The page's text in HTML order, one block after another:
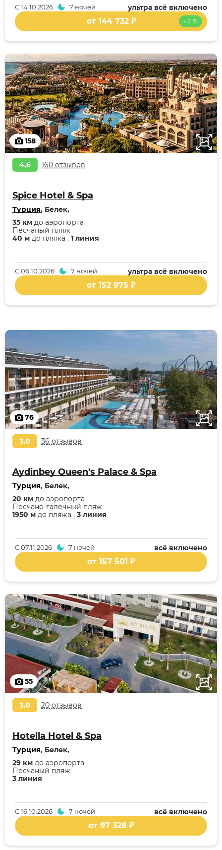
ультра всё включено
С14.10.2026 7 ночей
- 31%
от 144 732 ₽
158
4,6 160 отзывов
Spice Hotel & Spa
Турция, Белек,
40 м до пляжа , 1 линия
Песчаный пляж
35 км до аэропорта
ультра всё включено
С06.10.2026 7 ночей
от 152 975 ₽
76
3,0 36 отзывов
Aydinbey Queen's Palace & Spa
Турция, Белек,
1950 м до пляжа , 3 линия
Песчано-галечный пляж
20 км до аэропорта
всё включено
С07.11.2026 7 ночей
от 157 501 ₽
55
3,0 20 отзывов
Hotella Hotel & Spa
Турция, Белек,
3 линия
Песчаный пляж
29 км до аэропорта
всё включено
С16.10.2026 7 ночей
от 97 328 ₽